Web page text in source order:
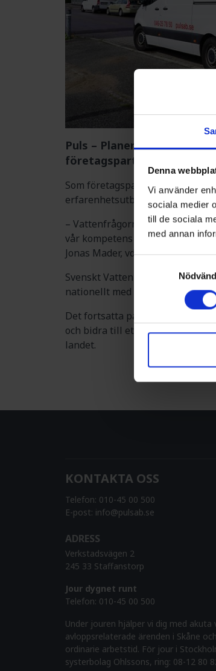
Denna
Vi använder
sociala medier
till de sociala
med annan
Puls – Planerad
företagspartner till
Som företagspartner samverkar
erfarenhetsutbyte och
– Vattenfrågorna är avgörande
vår kompetens och samtidigt ta
Jonas Mader, vd på Puls.
Svenskt Vatten företräder
nationellt med utvecklings-,
Det fortsatta partnerskapet är
och bidra till ett långsiktigt
landet.
KONTAKTA OSS
Telefon: 010-45 00 500
E-post: info@pulsab.se
ADRESS
Verkstadsvägen 2
245 33 Staffanstorp
Jour dygnet runt
Telefon: 010-45 00 500
Under jouren hjälper vi dig med akuta
avloppsrelaterade ärenden i Skåne
ordinarie arbetstid. För jour i
systerbolag Ohlssons, ring: 08-12 80